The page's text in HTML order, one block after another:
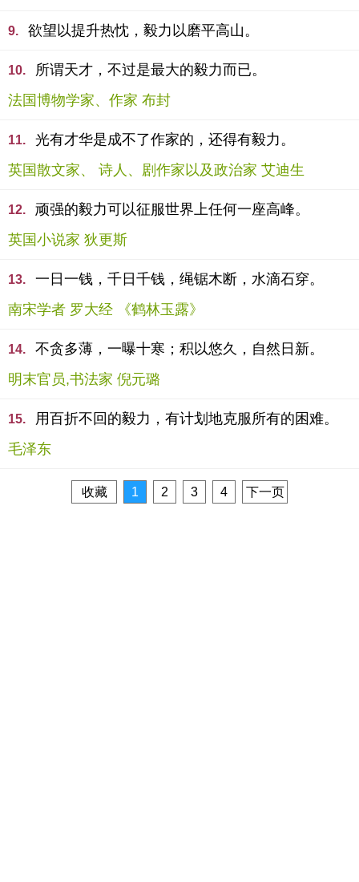
9. 欲望以提升热忱，毅力以磨平高山。
10.
所谓天才，不过是最大的毅力而已。
法国博物学家、作家 布封
11.
光有才华是成不了作家的，还得有毅力。
英国散文家、 诗人、剧作家以及政治家 艾迪生
12.
顽强的毅力可以征服世界上任何一座高峰。
英国小说家 狄更斯
13.
一日一钱，千日千钱，绳锯木断，水滴石穿。
南宋学者 罗大经 《鹤林玉露》
14.
不贪多薄，一曝十寒；积以悠久，自然日新。
明末官员,书法家 倪元璐
15.
用百折不回的毅力，有计划地克服所有的困难。
毛泽东
收藏 1 2 3 4 下一页